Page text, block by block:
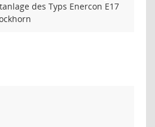
des Typs Enercon E17